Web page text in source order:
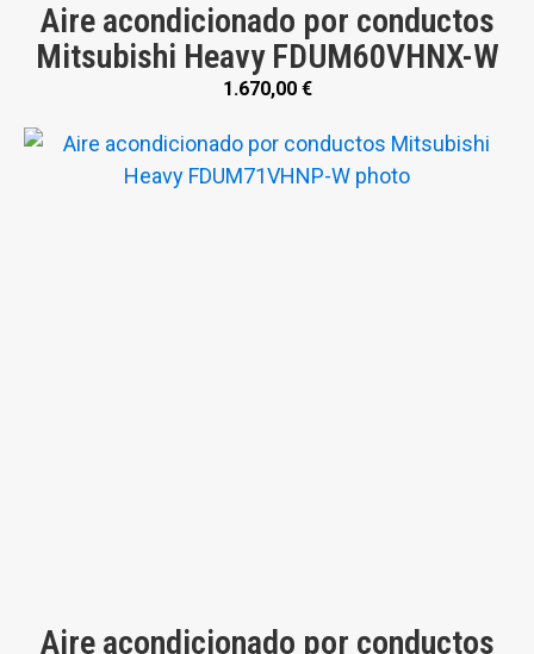
Aire acondicionado por conductos
Mitsubishi Heavy FDUM60VHNX-W
1.670,00 €
Aire acondicionado por conductos